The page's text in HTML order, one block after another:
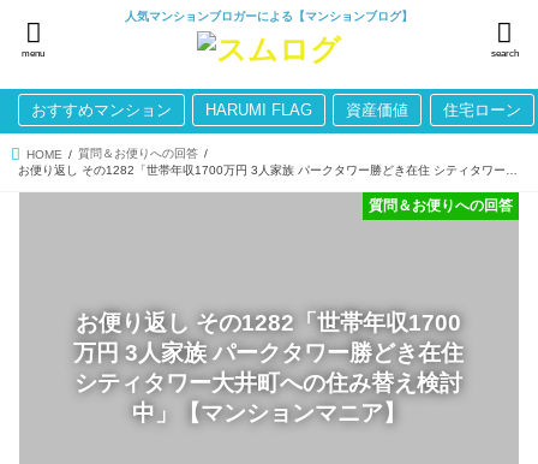
人気マンションブロガーによる【マンションブログ】
search
menu
おすすめマンション HARUMI FLAG 資産価値 住宅ローン
HOME
質問＆お便りへの回答
お便り返し その1282「世帯年収1700
万円 3人家族 パークタワー勝どき在住
シティタワー大井町への住み替え検討
中」【マンションマニア】
質問＆お便りへの回答